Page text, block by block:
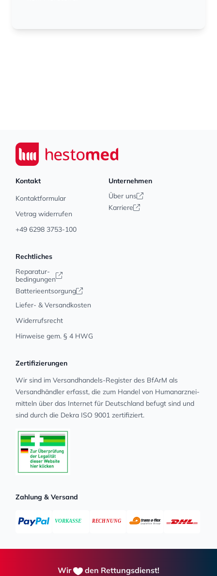
Seiwert GmbH
Kontakt
Kontaktformular
Vetrag widerrufen
+49 6298 3753-100
Unternehmen
Über uns
Karriere
Rechtliches
Reparatur-
bedingungen
Batterieentsorgung
Liefer- & Versandkosten
Widerrufsrecht
Hinweise gem. § 4 HWG
Zertifizierungen
Wir sind im Versandhandels-Register des BfArM als
Versandhändler erfasst, die zum Handel von Human­arz­nei­
mit­teln über das Internet für Deutschland befugt sind und
sind durch die Dekra ISO 9001 zertifiziert.
Zahlung & Versand
Wir den Rettungsdienst!